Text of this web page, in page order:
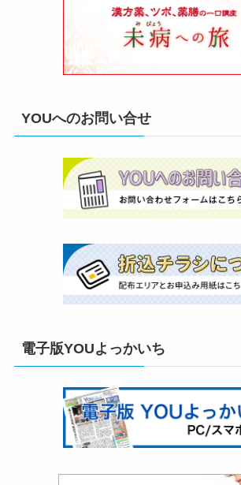
YOUへのお問い合せ
電子版YOUよっかいち